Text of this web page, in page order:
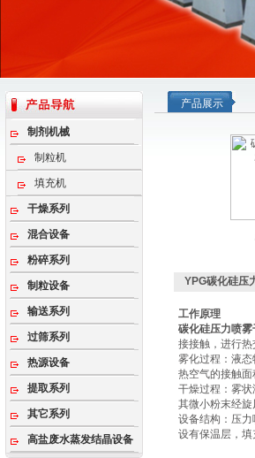
制剂机械
制粒机
填充机
干燥系列
混合设备
粉碎系列
制粒设备
输送系列
过筛系列
热源设备
提取系列
其它系列
高盐废水蒸发结晶设备
产品展示
YPG碳化硅压
工作原理
碳化硅压力喷雾
接接触，进行
雾化过程‌：液
热空气的接触面
干燥过程‌：雾
其微小粉末经
设备结构‌：压
设有保温层，